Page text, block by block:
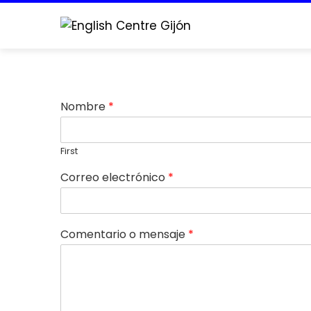
Home Contacto
Nombre *
First
Correo electrónico *
Comentario o mensaje *